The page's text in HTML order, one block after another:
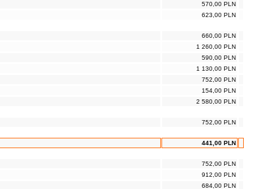
570,00 PLN
623,00 PLN
660,00 PLN
1 260,00 PLN
590,00 PLN
1 130,00 PLN
752,00 PLN
154,00 PLN
2 580,00 PLN
752,00 PLN
441,00 PLN
752,00 PLN
912,00 PLN
684,00 PLN